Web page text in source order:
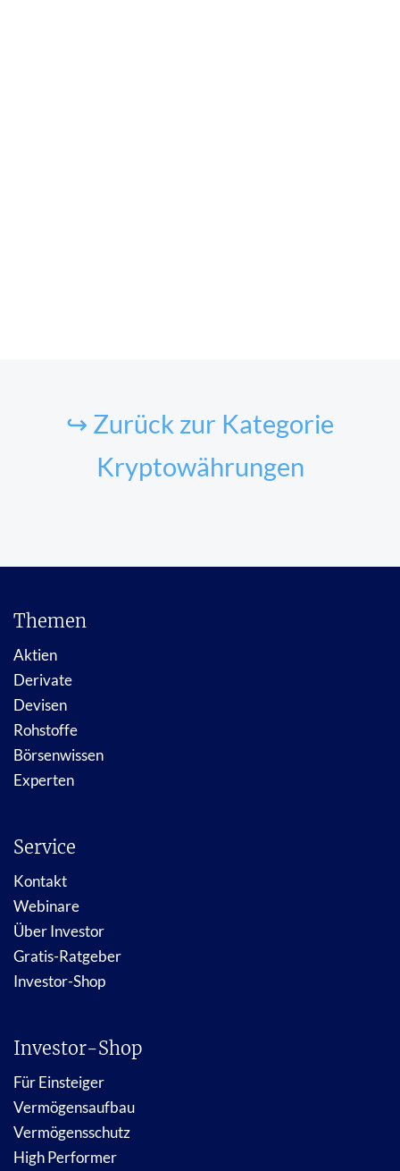
↪ Zurück zur Kategorie
Kryptowährungen
Themen
Aktien
Derivate
Devisen
Rohstoffe
Börsenwissen
Experten
Service
Kontakt
Webinare
Über Investor
Gratis-Ratgeber
Investor-Shop
Investor-Shop
Für Einsteiger
Vermögensaufbau
Vermögensschutz
High Performer